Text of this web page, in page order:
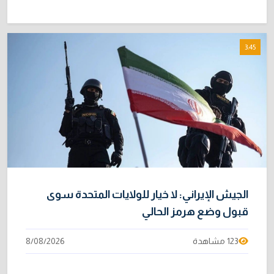
3:45
الجيش الإيراني: لا خيار للولايات المتحدة سوى
قبول وضع هرمز الحالي
123 مشاهدة 8/08/2026